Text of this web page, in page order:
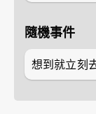
隨機事件
想到就立刻